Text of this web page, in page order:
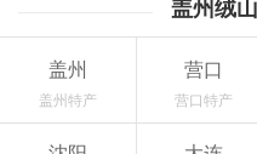
盖州绒
盖州
盖州特产
营口
营口特产